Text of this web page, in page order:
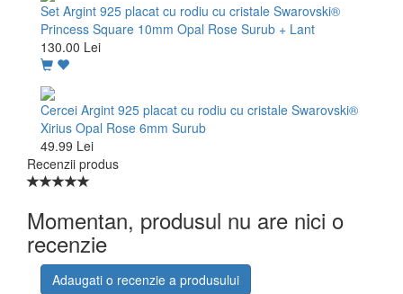
Set Argint 925 placat cu rodiu cu cristale Swarovski®
Princess Square 10mm Opal Rose Surub + Lant
130.00 Lei
Cercei Argint 925 placat cu rodiu cu cristale Swarovski®
Xirius Opal Rose 6mm Surub
49.99 Lei
Recenzii produs
Momentan, produsul nu are nici o
recenzie
Adaugati o recenzie a produsului